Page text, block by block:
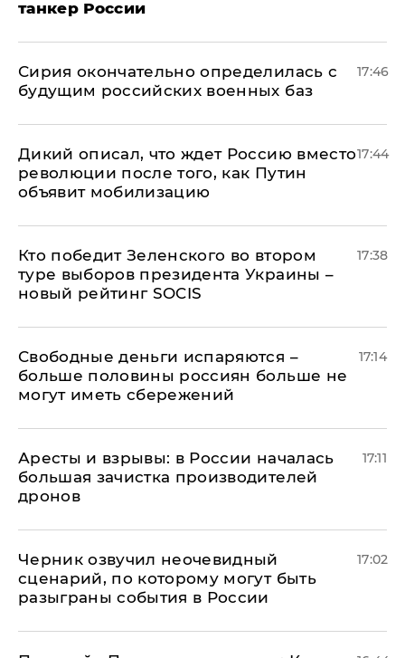
танкер России
Сирия окончательно определилась с
будущим российских военных баз
17:46
Дикий описал, что ждет Россию вместо
революции после того, как Путин
объявит мобилизацию
17:44
Кто победит Зеленского во втором
туре выборов президента Украины –
новый рейтинг SOCIS
17:38
Свободные деньги испаряются –
больше половины россиян больше не
могут иметь сбережений
17:14
Аресты и взрывы: в России началась
большая зачистка производителей
дронов
17:11
Черник озвучил неочевидный
сценарий, по которому могут быть
разыграны события в России
17:02